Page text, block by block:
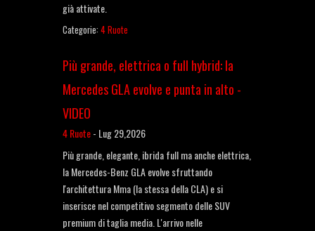
già attivate.
Categorie: 4 Ruote
Più grande, elettrica o full hybrid: la
Mercedes GLA evolve e punta in alto -
VIDEO
4 Ruote- Lug 29,2026
Più grande, elegante, ibrida full ma anche elettrica,
la Mercedes-Benz GLA evolve sfruttando
l'architettura Mma (la stessa della CLA) e si
inserisce nel competitivo segmento delle SUV
premium di taglia media. L'arrivo nelle